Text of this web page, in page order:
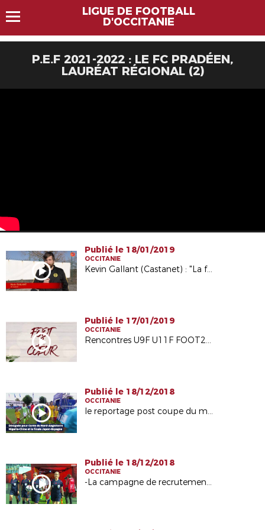
LIGUE DE FOOTBALL
D'OCCITANIE
P.E.F 2021-2022 : LE FC PRADÉEN,
LAURÉAT RÉGIONAL (2)
Publié le 18/01/2019
OCCITANIE
Kevin Gallant (Castanet) : "La formation est enrichissante"
Publié le 17/01/2019
OCCITANIE
Rencontres U9F U11F FOOT2COEUR
Publié le 18/12/2018
OCCITANIE
le reportage post coupe du monde de Stéphanie Frappart sur le site internet Fédéral
Publié le 18/12/2018
OCCITANIE
-La campagne de recrutement emailing auprès des joueuses et ex joueuses :